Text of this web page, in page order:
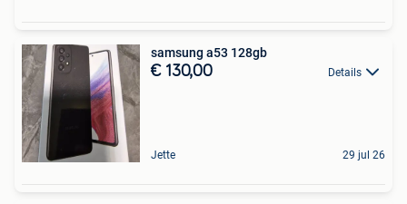
samsung a53 128gb
€ 130,00 Details
Jette 29 jul 26